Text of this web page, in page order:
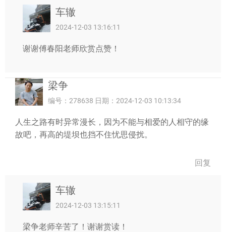
车辙
2024-12-03 13:16:11
谢谢傅春阳老师欣赏点赞！
梁争
编号：278638 日期：2024-12-03 10:13:34
人生之路有时异常漫长，因为不能与相爱的人相守的缘
故吧，再高的堤坝也挡不住忧思侵扰。
回复
车辙
2024-12-03 13:15:11
梁争老师辛苦了！谢谢赏读！